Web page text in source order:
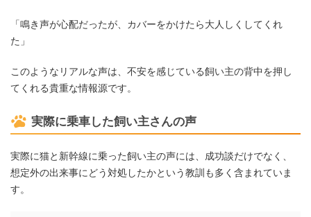
「鳴き声が心配だったが、カバーをかけたら大人しくしてくれ
た」
このようなリアルな声は、不安を感じている飼い主の背中を押し
てくれる貴重な情報源です。
実際に乗車した飼い主さんの声
実際に猫と新幹線に乗った飼い主の声には、成功談だけでなく、
想定外の出来事にどう対処したかという教訓も多く含まれていま
す。